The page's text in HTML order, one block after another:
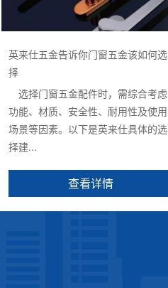
英来仕五金告诉你门窗五金该如何选
择
选择门窗五金配件时，需综合考虑
功能、材质、安全性、耐用性及使用
场景等因素。以下是英来仕具体的选
择建...
查看详情